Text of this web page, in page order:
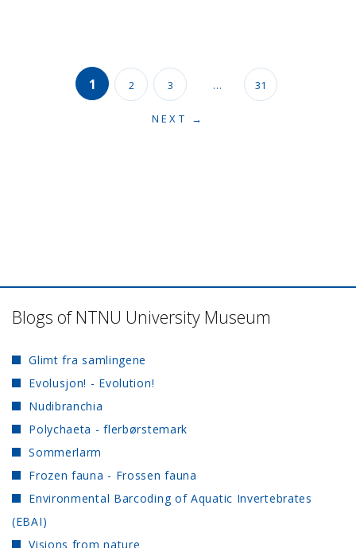
1 2 3 … 31
NEXT →
Blogs of NTNU University Museum
Glimt fra samlingene
Evolusjon! - Evolution!
Nudibranchia
Polychaeta - flerbørstemark
Sommerlarm
Frozen fauna - Frossen fauna
Environmental Barcoding of Aquatic Invertebrates
(EBAI)
Visions from nature